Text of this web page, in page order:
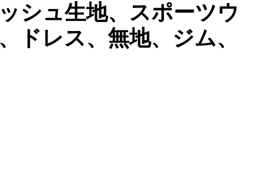
シュ生地、スポーツウ
ドレス、無地、ジム、